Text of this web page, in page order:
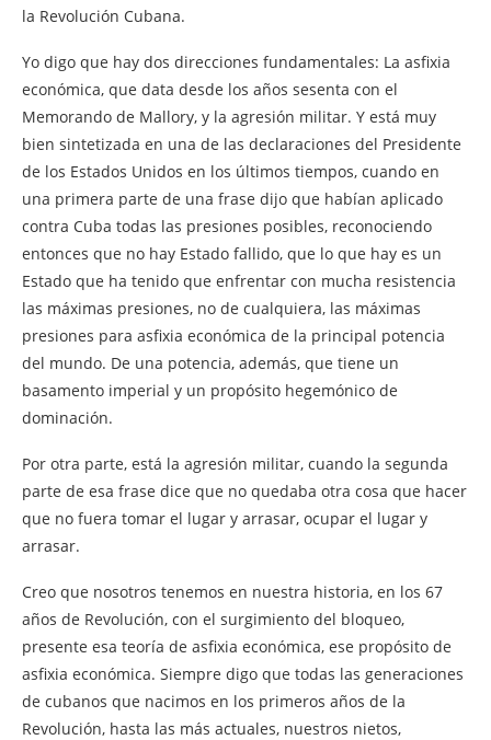
la Revolución Cubana.
Yo digo que hay dos direcciones fundamentales: La asfixia
económica, que data desde los años sesenta con el
Memorando de Mallory, y la agresión militar. Y está muy
bien sintetizada en una de las declaraciones del Presidente
de los Estados Unidos en los últimos tiempos, cuando en
una primera parte de una frase dijo que habían aplicado
contra Cuba todas las presiones posibles, reconociendo
entonces que no hay Estado fallido, que lo que hay es un
Estado que ha tenido que enfrentar con mucha resistencia
las máximas presiones, no de cualquiera, las máximas
presiones para asfixia económica de la principal potencia
del mundo. De una potencia, además, que tiene un
basamento imperial y un propósito hegemónico de
dominación.
Por otra parte, está la agresión militar, cuando la segunda
parte de esa frase dice que no quedaba otra cosa que hacer
que no fuera tomar el lugar y arrasar, ocupar el lugar y
arrasar.
Creo que nosotros tenemos en nuestra historia, en los 67
años de Revolución, con el surgimiento del bloqueo,
presente esa teoría de asfixia económica, ese propósito de
asfixia económica. Siempre digo que todas las generaciones
de cubanos que nacimos en los primeros años de la
Revolución, hasta las más actuales, nuestros nietos,